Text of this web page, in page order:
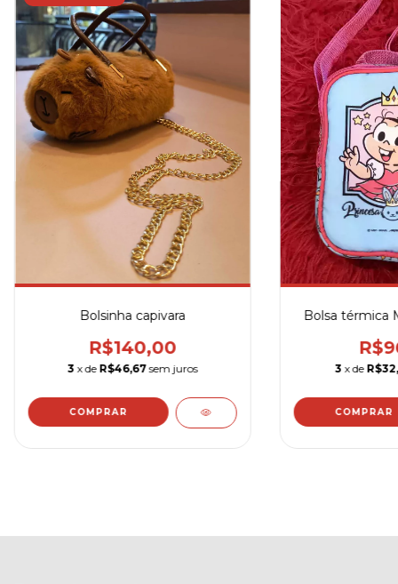
Bolsinha capivara
R$140,00
3 x de R$46,67 sem juros
Bolsa térmica
3 x de